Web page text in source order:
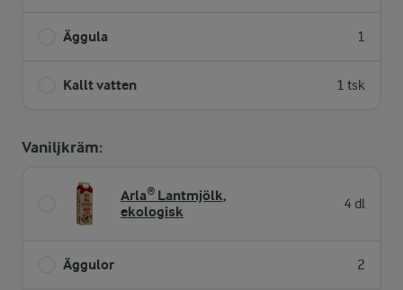
Äggula 1
Kallt vatten 1 tsk
Vaniljkräm:
Arla® Lantmjölk,
ekologisk
4 dl
Äggulor 2